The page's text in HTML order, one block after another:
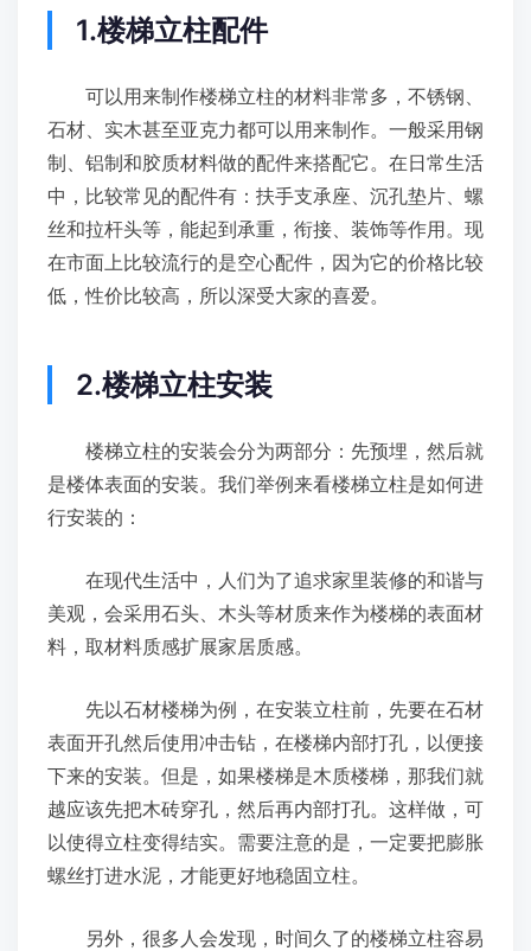
1.楼梯立柱配件
可以用来制作楼梯立柱的材料非常多，不锈钢、
石材、实木甚至亚克力都可以用来制作。一般采用钢
制、铝制和胶质材料做的配件来搭配它。在日常生活
中，比较常见的配件有：扶手支承座、沉孔垫片、螺
丝和拉杆头等，能起到承重，衔接、装饰等作用。现
在市面上比较流行的是空心配件，因为它的价格比较
低，性价比较高，所以深受大家的喜爱。
2.楼梯立柱安装
楼梯立柱的安装会分为两部分：先预埋，然后就
是楼体表面的安装。我们举例来看楼梯立柱是如何进
行安装的：
在现代生活中，人们为了追求家里装修的和谐与
美观，会采用石头、木头等材质来作为楼梯的表面材
料，取材料质感扩展家居质感。
先以石材楼梯为例，在安装立柱前，先要在石材
表面开孔然后使用冲击钻，在楼梯内部打孔，以便接
下来的安装。但是，如果楼梯是木质楼梯，那我们就
越应该先把木砖穿孔，然后再内部打孔。这样做，可
以使得立柱变得结实。需要注意的是，一定要把膨胀
螺丝打进水泥，才能更好地稳固立柱。
另外，很多人会发现，时间久了的楼梯立柱容易